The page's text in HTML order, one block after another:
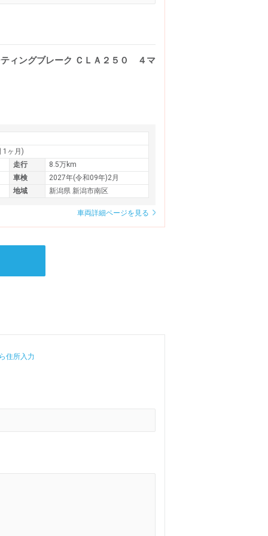
ィングブレーク ＣＬＡ２５０ ４マ
1ヶ月)
走行
8.5万km
車検
2027年(令和09年)2月
地域
新潟県 新潟市南区
車両詳細ページを見る
住所入力